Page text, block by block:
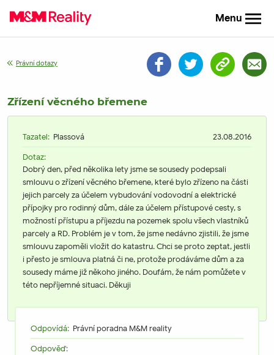
Menu
Právní dotazy
Zřízení věcného břemene
Tazatel: Plassová
23.08.2016
Dotaz:
Dobrý den, před několika lety jsme se sousedy podepsali
smlouvu o zřízení věcného břemene, které bylo zřízeno na části
jejich parcely za účelem vybudování vodovodní a elektrické
přípojky pro rodinný dům, dále za účelem přístupové cesty, s
možností přístupu a příjezdu na pozemek spolu všech vlastníků
parcely a RD. Problém je v tom, že jsme nedávno zjistili, že jsme
smlouvu zapoměli vložit do katastru. Chci se proto zeptat, jestli
i přesto je smlouva platná či ne, protože prodáváme dům a za
sousedy máme již někoho jiného. Doufám, že nám pomůžete v
této nepříjemné situaci. Děkuji
Odpovídá: Právní poradna M&M reality
Odpověď: